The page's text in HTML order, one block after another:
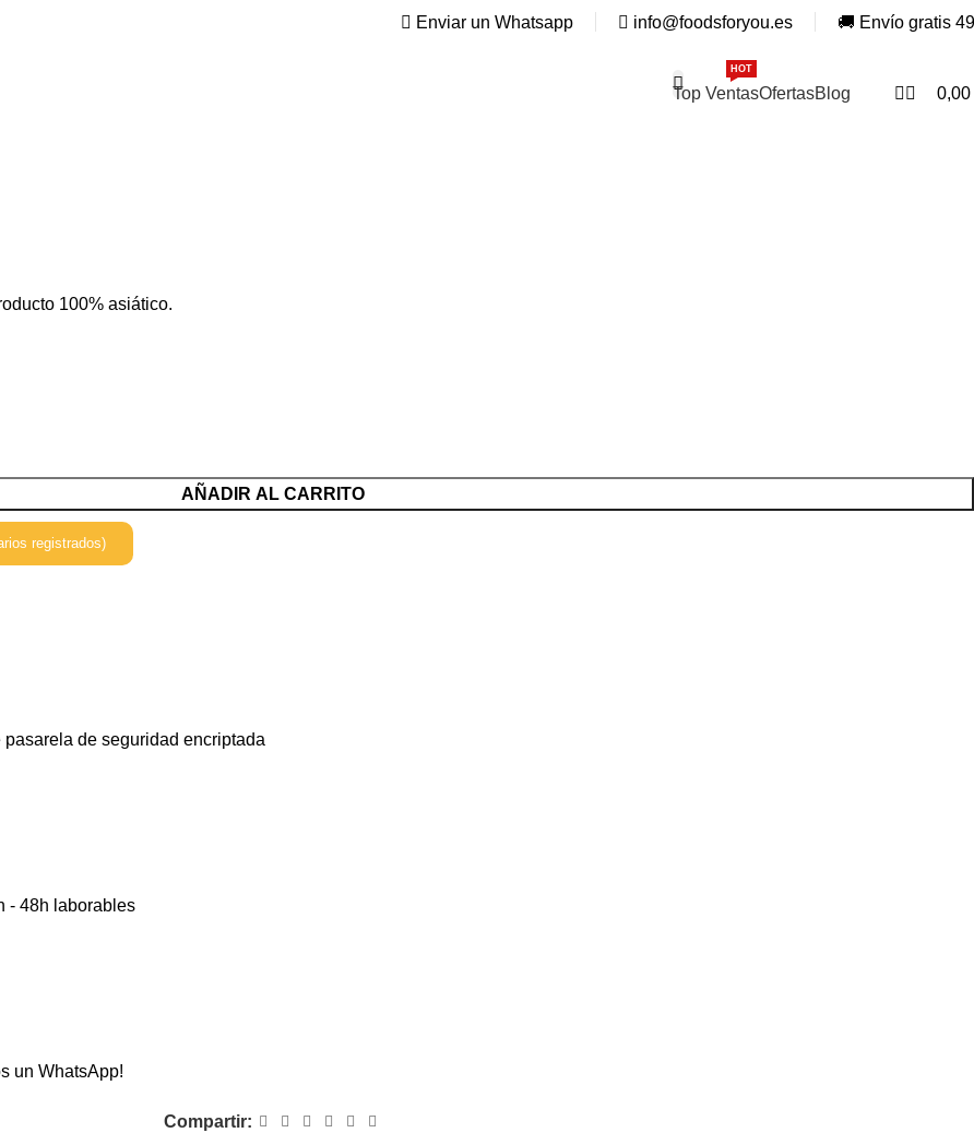
Enviar un Whatsapp info@foodsforyou.es 🚚 Envío gratis
Top Ventas
HOT
OfertasBlog 0,00
100% asiático.
AÑADIR AL CARRITO
registrados)
de seguridad encriptada
- 48h laborables
un WhatsApp!
Compartir: